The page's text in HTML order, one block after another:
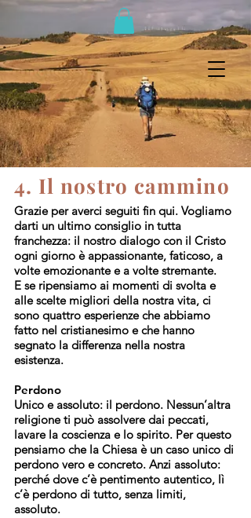
4. Il nostro cammino
Grazie per averci seguiti fin qui. Vogliamo
darti un ultimo consiglio in tutta
franchezza: il nostro dialogo con il Cristo
ogni giorno è appassionante, faticoso, a
volte emozionante e a volte stremante.
E se ripensiamo ai momenti di svolta e
alle scelte migliori della nostra vita, ci
sono quattro esperienze che abbiamo
fatto nel cristianesimo e che hanno
segnato la differenza nella nostra
esistenza.
Perdono
Unico e assoluto: il perdono. Nessun’altra
religione ti può assolvere dai peccati,
lavare la coscienza e lo spirito. Per questo
pensiamo che la Chiesa è un caso unico di
perdono vero e concreto. Anzi assoluto:
perché dove c’è pentimento autentico, lì
c’è perdono di tutto, senza limiti,
assoluto.